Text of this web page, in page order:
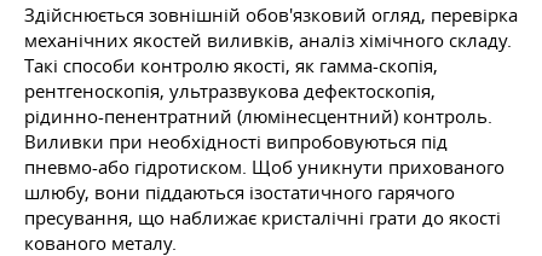
Здійснюється зовнішній обов'язковий огляд, перевірка
механічних якостей виливків, аналіз хімічного складу.
Такі способи контролю якості, як гамма-скопія,
рентгеноскопія, ультразвукова дефектоскопія,
рідинно-пенентратний (люмінесцентний) контроль.
Виливки при необхідності випробовуються під
пневмо-або гідротиском. Щоб уникнути прихованого
шлюбу, вони піддаються ізостатичного гарячого
пресування, що наближає кристалічні грати до якості
кованого металу.